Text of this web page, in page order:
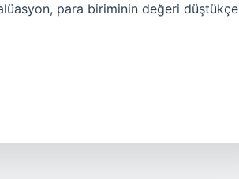
para biriminin değeri düştükçe